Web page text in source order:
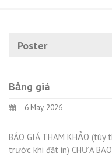
Poster
Bảng giá
6 May, 2026
BÁO GIÁ THAM KHẢO
trước khi đăt in) CHƯA